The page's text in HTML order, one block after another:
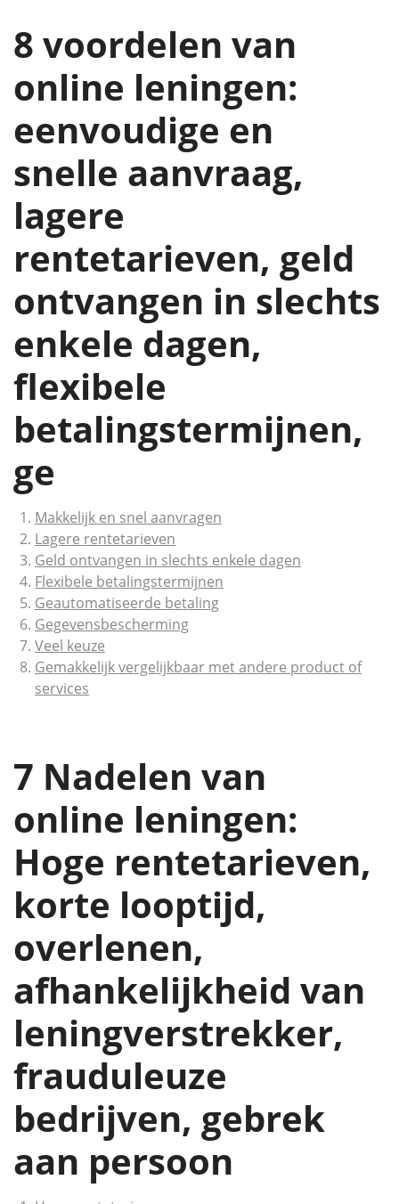
8 voordelen van
online leningen:
eenvoudige en
snelle aanvraag,
lagere
rentetarieven, geld
ontvangen in slechts
enkele dagen,
flexibele
betalingstermijnen,
ge
Makkelijk en snel aanvragen
Lagere rentetarieven
Geld ontvangen in slechts enkele dagen
Flexibele betalingstermijnen
Geautomatiseerde betaling
Gegevensbescherming
Veel keuze
Gemakkelijk vergelijkbaar met andere product of
services
7 Nadelen van
online leningen:
Hoge rentetarieven,
korte looptijd,
overlenen,
afhankelijkheid van
leningverstrekker,
frauduleuze
bedrijven, gebrek
aan persoon